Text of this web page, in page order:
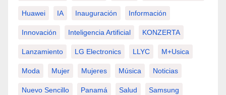
Huawei IA Inauguración Información
Innovación Inteligencia Artificial KONZERTA
Lanzamiento LG Electronics LLYC M+usica
Moda Mujer Mujeres Música Noticias
Nuevo Sencillo Panamá Salud Samsung